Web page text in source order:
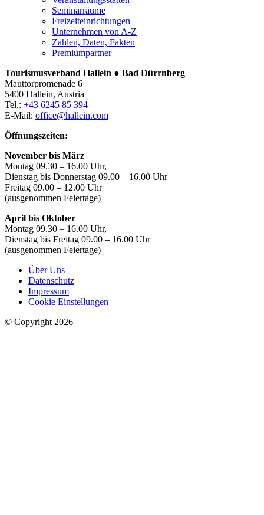
Seminarräume
Freizeiteinrichtungen
Unternehmen von A-Z
Zahlen, Daten, Fakten
Premiumpartner
Tourismusverband Hallein ● Bad Dürrnberg
Mauttorpromenade 6
5400 Hallein, Austria
Tel.: +43 6245 85 394
E-Mail: office@hallein.com
Öffnungszeiten:
November bis März
Montag 09.30 – 16.00 Uhr,
Dienstag bis Donnerstag 09.00 – 16.00 Uhr
Freitag 09.00 – 12.00 Uhr
(ausgenommen Feiertage)
April bis Oktober
Montag 09.30 – 16.00 Uhr,
Dienstag bis Freitag 09.00 – 16.00 Uhr
(ausgenommen Feiertage)
Über Uns
Datenschutz
Impressum
Cookie Einstellungen
© Copyright 2026